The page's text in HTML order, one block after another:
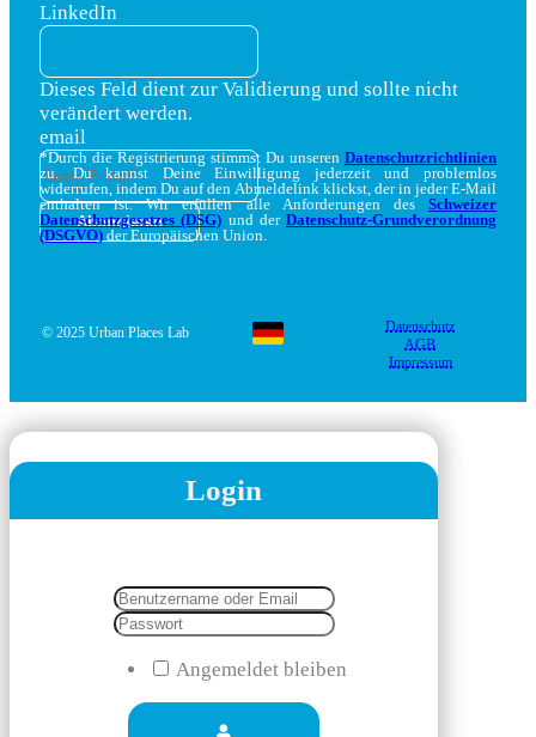
LinkedIn
Dieses Feld dient zur Validierung und sollte nicht
verändert werden.
email
*Durch die Registrierung stimmst Du unseren Datenschutzrichtlinien
zu. Du kannst Deine Einwilligung jederzeit und problemlos
widerrufen, indem Du auf den Abmeldelink klickst, der in jeder E-Mail
enthalten ist. Wir erfüllen alle Anforderungen des Schweizer
Datenschutzgesetzes (DSG) und der Datenschutz-Grundverordnung
(DSGVO) der Europäischen Union.
© 2025 Urban Places Lab
Datenschutz
AGB
Impressum
Login
Angemeldet bleiben